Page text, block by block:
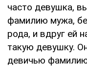
часто девушка,
фамилию мужа,
рода, и вдруг ей
такую девушку.
девичью